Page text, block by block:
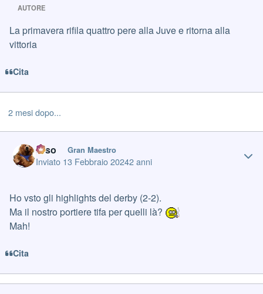
AUTORE
La primavera rifila quattro pere alla Juve e ritorna alla
vittoria
Cita
2 mesi dopo...
orso Gran Maestro
Inviato 13 Febbraio 20242 anni
Ho vsto gli highlights del derby (2-2).
Ma il nostro portiere tifa per quelli là?
Mah!
Cita